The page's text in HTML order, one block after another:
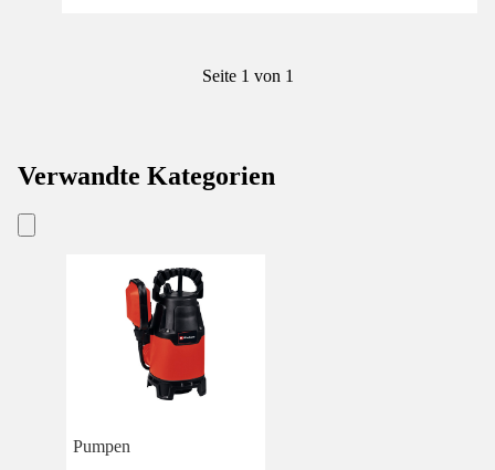
Seite 1 von 1
Verwandte Kategorien
Pumpen